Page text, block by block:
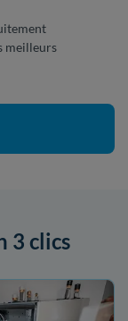
meilleurs
3 clics